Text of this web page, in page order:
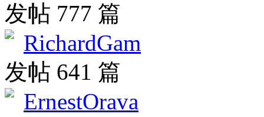
发帖 777 篇
RichardGam
发帖 641 篇
ErnestOrava